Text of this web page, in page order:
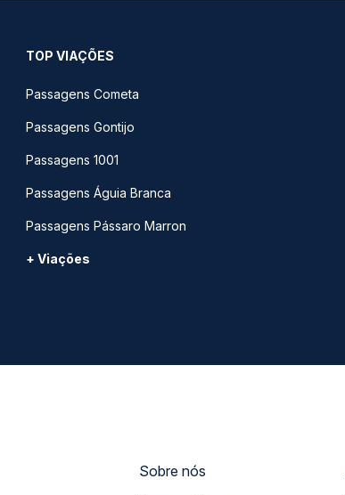
TOP VIAÇÕES
Passagens Cometa
Passagens Gontijo
Passagens 1001
Passagens Águia Branca
Passagens Pássaro Marron
+ Viações
Sobre nós